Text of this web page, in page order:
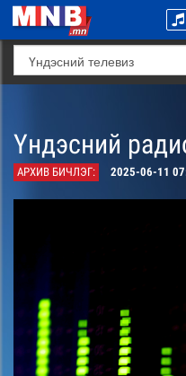
Үндэсний
АРХИВ БИЧЛЭГ: 2025-06-11